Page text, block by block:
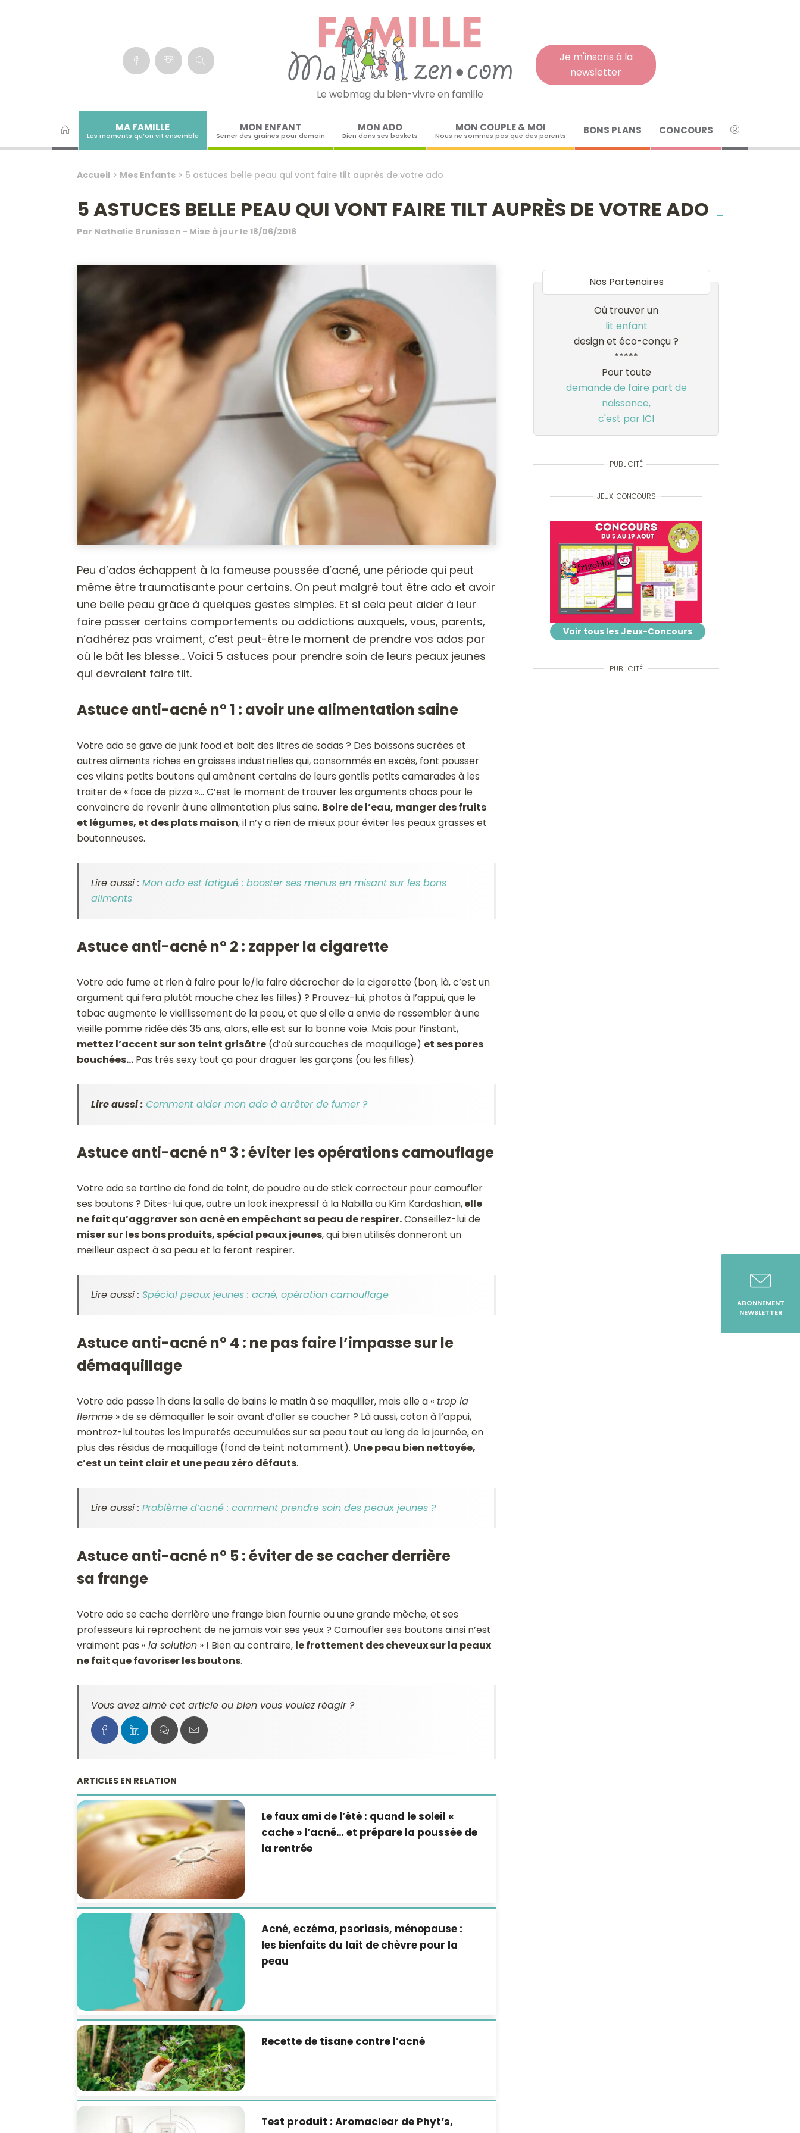
Je m'inscris à la
newsletter
Le webmag du bien-vivre en famille
MA FAMILLE
Les moments qu’on vit ensemble
MON ENFANT
Semer des graines pour demain
MON ADO
Bien dans ses baskets
MON COUPLE & MOI
Nous ne sommes pas que des parents BONS PLANS CONCOURS
Accueil> Mes Enfants> 5 astuces belle peau qui vont faire tilt auprès de votre ado
5 ASTUCES BELLE PEAU QUI VONT FAIRE TILT AUPRÈS DE VOTRE ADO
Par Nathalie Brunissen - Mise à jour le 18/06/2016
Peu d’ados échappent à la fameuse poussée d’acné, une période qui peut
même être traumatisante pour certains. On peut malgré tout être ado et avoir
une belle peau grâce à quelques gestes simples. Et si cela peut aider à leur
faire passer certains comportements ou addictions auxquels, vous, parents,
n’adhérez pas vraiment, c’est peut-être le moment de prendre vos ados par
où le bât les blesse… Voici 5 astuces pour prendre soin de leurs peaux jeunes
qui devraient faire tilt.
Astuce anti-acné n° 1 : avoir une alimentation saine
Votre ado se gave de junk food et boit des litres de sodas ? Des boissons sucrées et
autres aliments riches en graisses industrielles qui, consommés en excès, font pousser
ces vilains petits boutons qui amènent certains de leurs gentils petits camarades à les
traiter de « face de pizza »… C’est le moment de trouver les arguments chocs pour le
convaincre de revenir à une alimentation plus saine. Boire de l’eau, manger des fruits
et légumes, et des plats maison, il n’y a rien de mieux pour éviter les peaux grasses et
boutonneuses.
Lire aussi : Mon ado est fatigué : booster ses menus en misant sur les bons
aliments
Astuce anti-acné n° 2 : zapper la cigarette
Votre ado fume et rien à faire pour le/la faire décrocher de la cigarette (bon, là, c’est un
argument qui fera plutôt mouche chez les filles) ? Prouvez-lui, photos à l’appui, que le
tabac augmente le vieillissement de la peau, et que si elle a envie de ressembler à une
vieille pomme ridée dès 35 ans, alors, elle est sur la bonne voie. Mais pour l’instant,
mettez l’accent sur son teint grisâtre(d’où surcouches de maquillage) et ses pores
bouchées…Pas très sexy tout ça pour draguer les garçons (ou les filles).
Lire aussi : Comment aider mon ado à arrêter de fumer ?
Astuce anti-acné n° 3 : éviter les opérations camouflage
Votre ado se tartine de fond de teint, de poudre ou de stick correcteur pour camoufler
ses boutons ? Dites-lui que, outre un look inexpressif à la Nabilla ou Kim Kardashian,elle
ne fait qu’aggraver son acné en empêchant sa peau de respirer.Conseillez-lui de
miser sur les bons produits, spécial peaux jeunes, qui bien utilisés donneront un
meilleur aspect à sa peau et la feront respirer.
Lire aussi : Spécial peaux jeunes : acné, opération camouflage
Astuce anti-acné n° 4 : ne pas faire l’impasse sur le
démaquillage
Votre ado passe 1h dans la salle de bains le matin à se maquiller, mais elle a « trop la
flemme» de se démaquiller le soir avant d’aller se coucher ? Là aussi, coton à l’appui,
montrez-lui toutes les impuretés accumulées sur sa peau tout au long de la journée, en
plus des résidus de maquillage (fond de teint notamment). Une peau bien nettoyée,
c’est un teint clair et une peau zéro défauts.
Lire aussi : Problème d’acné : comment prendre soin des peaux jeunes ?
Astuce anti-acné n° 5 : éviter de se cacher derrière
sa frange
Votre ado se cache derrière une frange bien fournie ou une grande mèche, et ses
professeurs lui reprochent de ne jamais voir ses yeux ? Camoufler ses boutons ainsi n’est
vraiment pas «la solution» ! Bien au contraire, le frottement des cheveux sur la peaux
ne fait que favoriser les boutons.
Vous avez aimé cet article ou bien vous voulez réagir ?
ARTICLES EN RELATION
Le faux ami de l’été : quand le soleil «
cache » l’acné… et prépare la poussée de
la rentrée
Acné, eczéma, psoriasis, ménopause :
les bienfaits du lait de chèvre pour la
peau
Recette de tisane contre l’acné
Test produit : Aromaclear de Phyt’s,
Nos Partenaires
Où trouver un
lit enfant
design et éco-conçu ?
*****
Pour toute
demande de faire part de
naissance,
c'est par ICI
PUBLICITÉ
JEUX-CONCOURS
Voir tous les Jeux-Concours
PUBLICITÉ
ABONNEMENT
NEWSLETTER